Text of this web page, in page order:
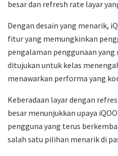
besar dan refresh rate layar
Dengan desain yang menarik,
fitur yang memungkinkan
pengalaman penggunaan yang
ditujukan untuk kelas
menawarkan performa yang
Keberadaan layar dengan
besar menunjukkan upaya
pengguna yang terus
salah satu pilihan menarik di